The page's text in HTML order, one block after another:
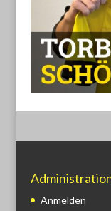
Anmelden